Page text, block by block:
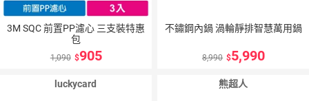
3M SQC 前置PP濾心 三支裝特惠
包
1,090 905
不鏽鋼內鍋 渦輪靜排智慧萬用鍋
8,990 5,990
luckycard 熊超人